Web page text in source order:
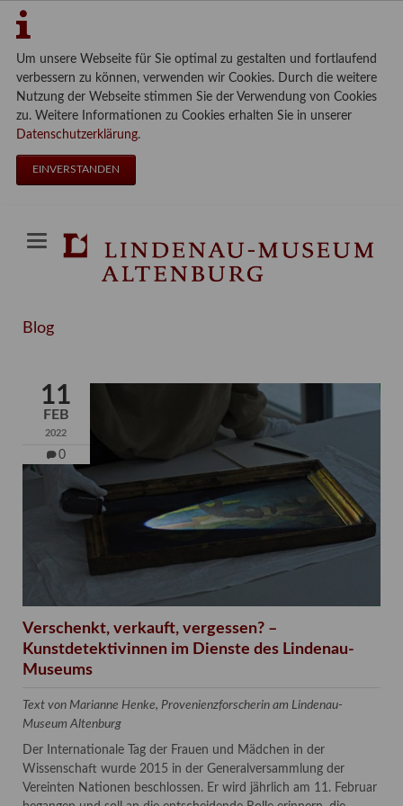
Um unsere Webseite für Sie optimal zu gestalten und fortlaufend
verbessern zu können, verwenden wir Cookies. Durch die weitere
Nutzung der Webseite stimmen Sie der Verwendung von Cookies
zu. Weitere Informationen zu Cookies erhalten Sie in unserer
Datenschutzerklärung.
EINVERSTANDEN
Blog
11
FEB
2022
0
Verschenkt, verkauft, vergessen? –
Kunstdetektivinnen im Dienste des Lindenau-
Museums
Text von Marianne Henke, Provenienzforscherin am Lindenau-
Museum Altenburg
Der Internationale Tag der Frauen und Mädchen in der
Wissenschaft wurde 2015 in der Generalversammlung der
Vereinten Nationen beschlossen. Er wird jährlich am 11. Februar